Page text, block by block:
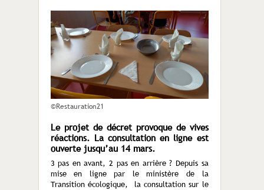
©Restauration21
Le projet de décret provoque de vives
réactions. La consultation en ligne est
ouverte jusqu’au 14 mars.
3 pas en avant, 2 pas en arrière ? Depuis sa
mise en ligne par le ministère de la
Transition écologique, la consultation sur le